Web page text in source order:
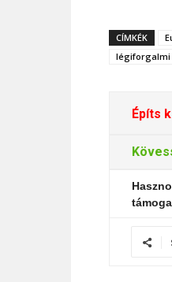
CÍMKÉK
légiforgalmi
Építs